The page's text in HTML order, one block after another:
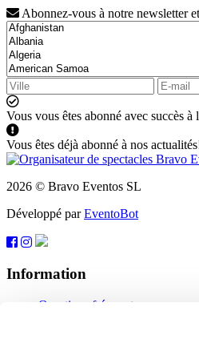
Abonnez-vous à notre newsletter
Vous vous êtes abonné avec succès
Vous êtes déjà abonné à nos
2026 © Bravo Eventos SL
Développé parEventoBot
Information
Questions fréquentes